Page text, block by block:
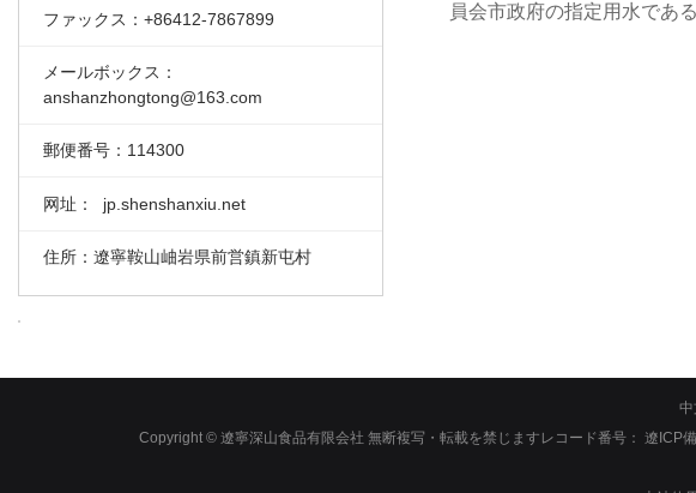
ファックス：+86412-7867899
メールボックス：
anshanzhongtong@163.com
郵便番号：114300
网址： jp.shenshanxiu.net
住所：遼寧鞍山岫岩県前営鎮新屯村
員会市政府の指定用水である
中
Copyright © 遼寧深山食品有限会社 無断複写・転載を禁じますレコード番号： 遼ICP